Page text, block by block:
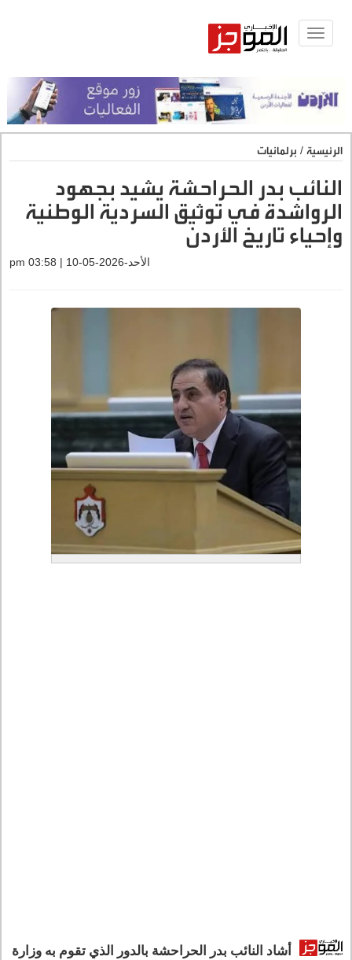
Toggle
الرئيسية / برلمانيات
النائب بدر الحراحشة يشيد بجهود
الرواشدة في توثيق السردية الوطنية
وإحياء تاريخ الأردن
الأحد-2026-05-10 | 03:58 pm
أشاد النائب بدر الحراحشة بالدور الذي تقوم به وزارة